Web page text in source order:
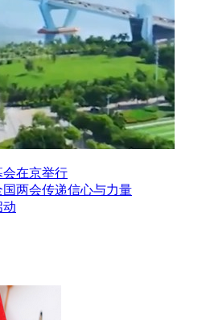
在京举行
两会传递信心与力量
动